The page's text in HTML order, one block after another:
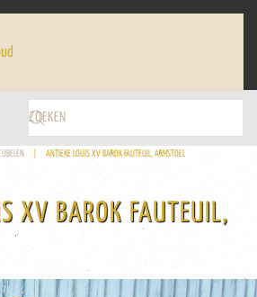
ANTIEKE LOUIS XV BAROK FAUTEUIL, ARMSTOEL
XV BAROK FAUTEUIL,